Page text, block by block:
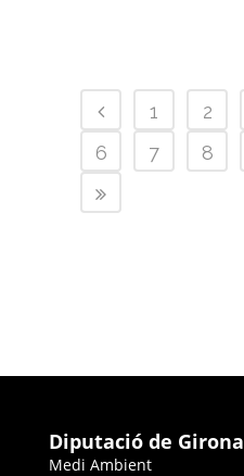
1 2
6
7 8
Diputació de Girona
Medi Ambient